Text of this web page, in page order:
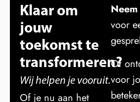
Klaar om
jouw
toekomst te
transformeren?
Wij helpen je vooruit.
Of je nu aan het
voor
Of
voor